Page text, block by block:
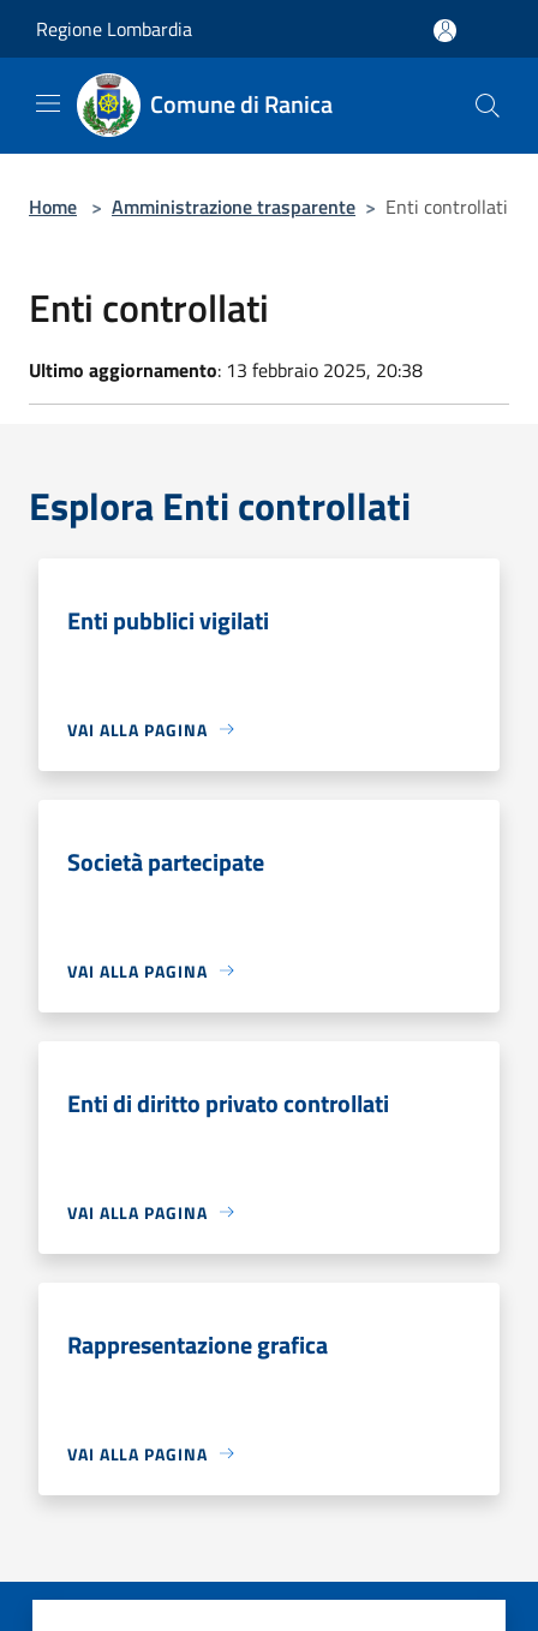
Regione Lombardia
Comune di Ranica
Home > Amministrazione trasparente > Enti controllati
Enti controllati
Ultimo aggiornamento: 13 febbraio 2025, 20:38
Esplora Enti controllati
Enti pubblici vigilati
VAI ALLA PAGINA
Società partecipate
VAI ALLA PAGINA
Enti di diritto privato controllati
VAI ALLA PAGINA
Rappresentazione grafica
VAI ALLA PAGINA